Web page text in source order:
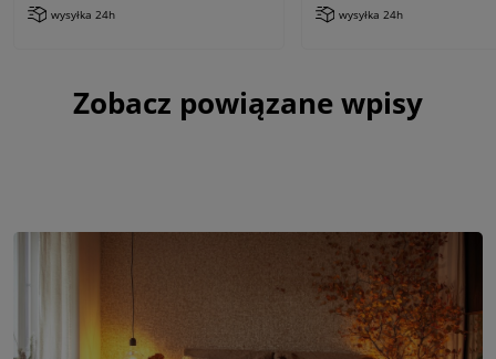
wysyłka 24h
wysyłka 24h
Zobacz powiązane wpisy